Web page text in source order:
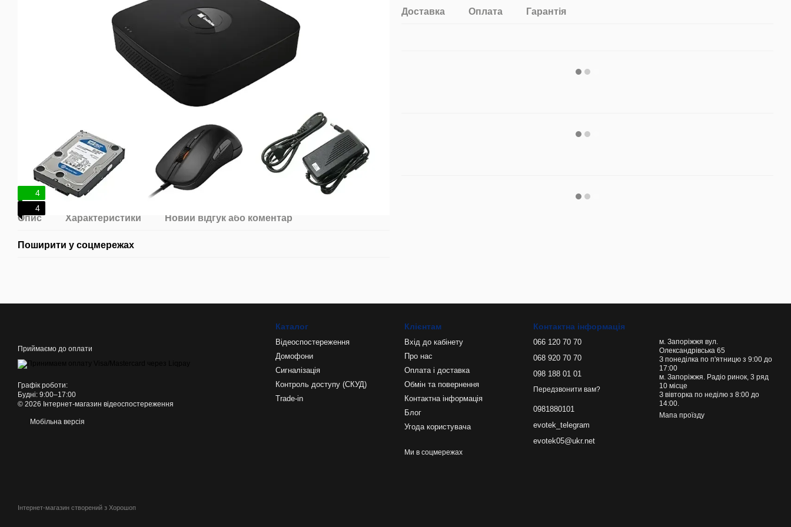
4
4
Опис Характеристики Новий відгук або коментар
Поширити у соцмережах
Доставка Оплата Гарантія
Приймаємо до оплати
Графік роботи:
Будні: 9:00–17:00
© 2026 Інтернет-магазин відеоспостереження
Мобільна версія
Інтернет-магазин створений з Хорошоп
Каталог
Відеоспостереження
Домофони
Сигналізація
Контроль доступу (СКУД)
Trade-in
Клієнтам
Вхід до кабінету
Про нас
Оплата і доставка
Обмін та повернення
Контактна інформація
Блог
Угода користувача
Ми в соцмережах
Контактна інформація
066 120 70 70
068 920 70 70
098 188 01 01
Передзвонити вам?
0981880101
evotek_telegram
evotek05@ukr.net
м. Запоріжжя вул.
Олександрівська 65
З понеділка по п'ятницю з 9:00 до
17:00
м. Запоріжжя. Радіо ринок, 3 ряд
10 місце
З вівторка по неділю з 8:00 до
14:00.
Мапа проїзду